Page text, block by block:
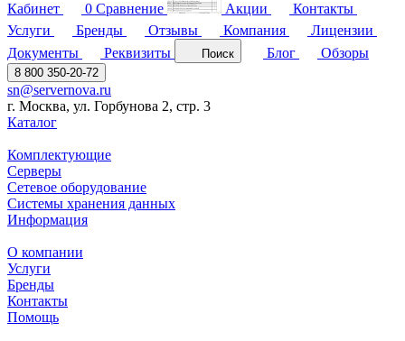
Кабинет 0 Сравнение Акции
Контакты
Услуги
Бренды Отзывы Компания
Лицензии
Документы
Реквизиты Поиск Блог Обзоры
8 800 350-20-72
sn@servernova.ru
г. Москва, ул. Горбунова 2, стр. 3
Каталог
Комплектующие
Серверы
Сетевое оборудование
Системы хранения данных
Информация
О компании
Услуги
Бренды
Контакты
Помощь